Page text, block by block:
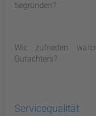
begründen?
Wie zufrieden
Gutachters?
Servicequalität